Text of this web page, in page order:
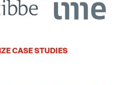
CASE STUDIES